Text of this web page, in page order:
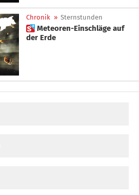
Chronik » Sternstunden
 Meteoren-Einschläge auf
der Erde